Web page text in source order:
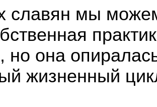
славян мы
но она
жизненный